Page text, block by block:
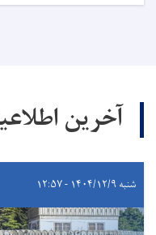
آخرین
شنبه ۱۴۰۴/۱۲/۹ - ۱۲:۵۷